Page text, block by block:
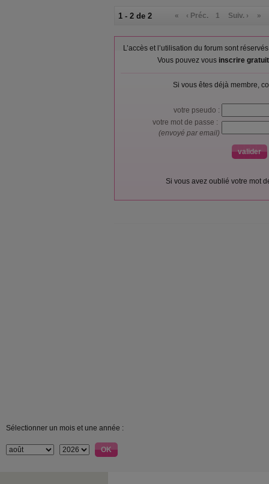
1 - 2 de 2 « ‹ Préc. 1 Suiv. › »
L’accès et l’utilisation du forum sont
Vous pouvez vous inscrire
Si vous êtes déjà membre,
votre pseudo :
votre mot de passe :
(envoyé par email)
Si vous avez oublié votre mot
Sélectionner un mois et une année :